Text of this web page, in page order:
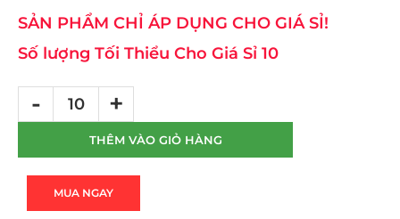
SẢN PHẨM CHỈ ÁP DỤNG CHO GIÁ SỈ!
Số lượng Tối Thiểu Cho Giá Sỉ 10
THÊM VÀO GIỎ HÀNG
MUA NGAY